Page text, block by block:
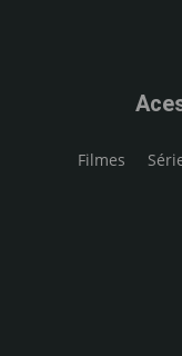
Filmes